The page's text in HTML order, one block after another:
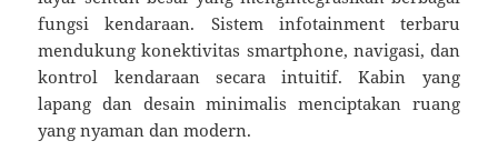
fungsi kendaraan. Sistem infotainment terbaru
mendukung konektivitas smartphone, navigasi, dan
kontrol kendaraan secara intuitif. Kabin yang
lapang dan desain minimalis menciptakan ruang
yang nyaman dan modern.